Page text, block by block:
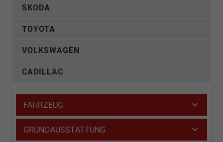
SKODA
TOYOTA
VOLKSWAGEN
CADILLAC
FAHRZEUG
GRUNDAUSSTATTUNG